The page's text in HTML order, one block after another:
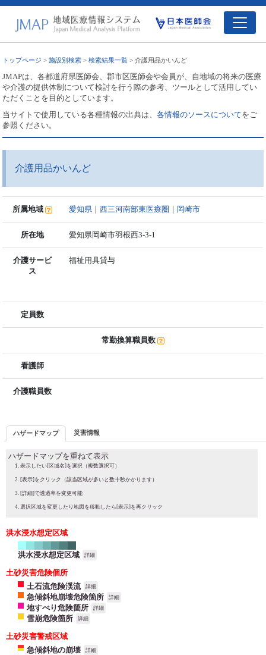
トップページ >施設別検索 >検索結果一覧 > 介護用品かいんど
JMAPは、各都道府県医師会、郡市区医師会や会員が、自地域の将来の医療
や介護の提供体制について検討を行う際の参考、ツールとして活用してい
ただくことを目的としています。
当サイトで使用している各種情報の出典は、各情報のソースについてをご
参照ください。
介護用品かいんど
所属地域 愛知県 ｜西三河南部東医療圏 ｜ 岡崎市
所在地 愛知県岡崎市羽根西3-3-1
介護サービ
ス
福祉用具貸与
定員数
常勤換算職員数
看護師
介護職員数
ハザードマップ 災害情報
ハザードマップを重ねて表示
表示したい[区域名]を選択（複数選択可）
[表示]をクリック（該当区域が多いと数十秒かかります）
[詳細]で透過率を変更可能
選択区域を変更したり地図を移動したら[表示]を再クリック
洪水浸水想定区域
洪水浸水想定区域 詳細
土砂災害危険個所
土石流危険渓流
詳細
急傾斜地崩壊危険箇所 詳細
地すべり危険箇所 詳細
雪崩危険箇所 詳細
土砂災害警戒区域
急傾斜地の崩壊
詳細